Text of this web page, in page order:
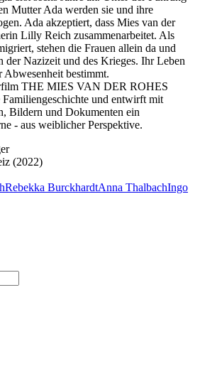
Mutter Ada werden sie und ihre
Ada akzeptiert, dass Mies van der
Lilly Reich zusammenarbeitet. Als
stehen die Frauen allein da und
der Nazizeit und des Krieges. Ihr Leben
bestimmt.
THE MIES VAN DER ROHES
und entwirft mit
Bildern und Dokumenten ein
- aus weiblicher Perspektive.
(2022)
Rebekka BurckhardtAnna ThalbachIngo